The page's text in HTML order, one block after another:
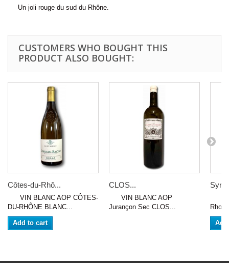
Un joli rouge du sud du Rhône.
CUSTOMERS WHO BOUGHT THIS
PRODUCT ALSO BOUGHT:
Côtes-du-Rhô...
VIN BLANC AOP CÔTES-
DU-RHÔNE BLANC...
Add to cart
CLOS...
VIN BLANC AOP
Jurançon Sec CLOS...